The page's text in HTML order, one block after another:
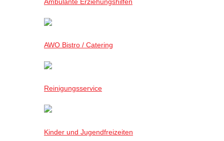
AWO Bistro / Catering
Reinigungsservice
Kinder und Jugendfreizeiten